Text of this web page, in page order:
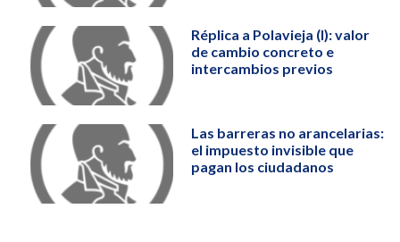
Réplica a Polavieja (I): valor
de cambio concreto e
intercambios previos
Las barreras no arancelarias:
el impuesto invisible que
pagan los ciudadanos